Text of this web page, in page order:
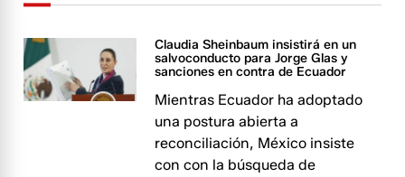
Claudia Sheinbaum insistirá en un
salvoconducto para Jorge Glas y
sanciones en contra de Ecuador
Mientras Ecuador ha adoptado
una postura abierta a
reconciliación, México insiste
con con la búsqueda de